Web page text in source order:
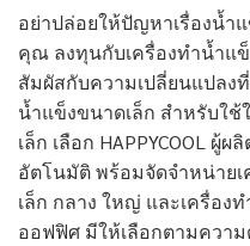
อย่าปล่อยให้ปัญหาเรื่องน้ำ
คุณ ลงทุนกับเครื่องทำน้ำแข็
สัมผัสกับความเปลี่ยนแปลง
น้ำแข็งขนาดเล็ก สำหรับใ
เล็ก เลือก HAPPYCOOL ผู้
อัตโนมัติ พร้อมจัดจำหน่าย
เล็ก กลาง ใหญ่ และเครื่อง
ออฟฟิศ มีให้เลือกตามควา